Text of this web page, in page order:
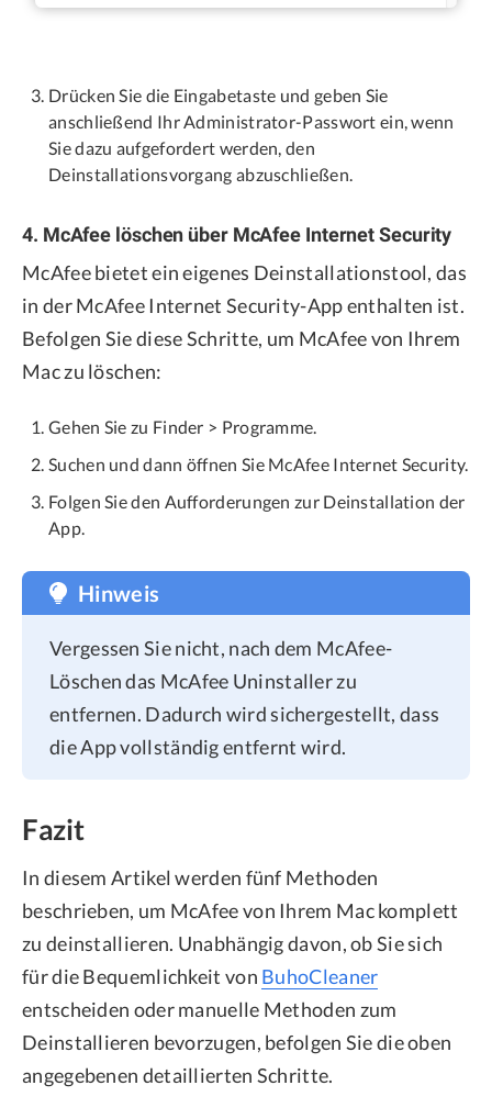
Drücken Sie die Eingabetaste und geben Sie
anschließend Ihr Administrator-Passwort ein, wenn
Sie dazu aufgefordert werden, den
Deinstallationsvorgang abzuschließen.
4. McAfee löschen über McAfee Internet Security
McAfee bietet ein eigenes Deinstallationstool, das
in der McAfee Internet Security-App enthalten ist.
Befolgen Sie diese Schritte, um McAfee von Ihrem
Mac zu löschen:
Gehen Sie zu Finder > Programme.
Suchen und dann öffnen Sie McAfee Internet Security.
Folgen Sie den Aufforderungen zur Deinstallation der
App.
Hinweis
Vergessen Sie nicht, nach dem McAfee-
Löschen das McAfee Uninstaller zu
entfernen. Dadurch wird sichergestellt, dass
die App vollständig entfernt wird.
Fazit
In diesem Artikel werden fünf Methoden
beschrieben, um McAfee von Ihrem Mac komplett
zu deinstallieren. Unabhängig davon, ob Sie sich
für die Bequemlichkeit von BuhoCleaner
entscheiden oder manuelle Methoden zum
Deinstallieren bevorzugen, befolgen Sie die oben
angegebenen detaillierten Schritte.